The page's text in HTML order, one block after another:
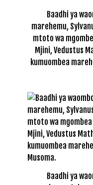
Baadhi ya
marehemu,
mtoto wa
Mjini, Vedustus
kumuombea
Baadhi ya